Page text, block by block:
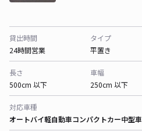
貸出時間
24時間営業
タイプ
平置き
長さ
500cm 以下
車幅
250cm 以下
対応車種
オートバイ軽自動車コンパクトカー中型車